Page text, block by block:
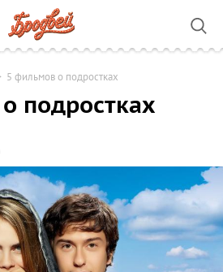
5 фильмов о подростках
подростках